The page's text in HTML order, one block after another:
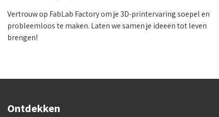
Vertrouw op FabLab Factory om je 3D-printervaring soepel en
probleemloos te maken. Laten we samen je ideeën tot leven
brengen!
Ontdekken